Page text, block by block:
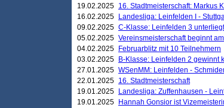
19.02.2025 16. Stadtmeisterschaft: Markus
16.02.2025
Landesliga: Leinfelden I -
09.02.2025 C-Klasse: Leinfelden 3
05.02.2025 Vereinsmeisterschaft beginnt
04.02.2025
Februarblitz mit 10 Teilnehmern
03.02.2025
B-Klasse: Leinfelden 2 gewinnt
27.01.2025 WSenMM: Leinfelden -
22.01.2025 16. Stadtmeisterschaft
19.01.2025
Landesliga: Zuffenhausen -
19.01.2025
Hannah Gonsior ist